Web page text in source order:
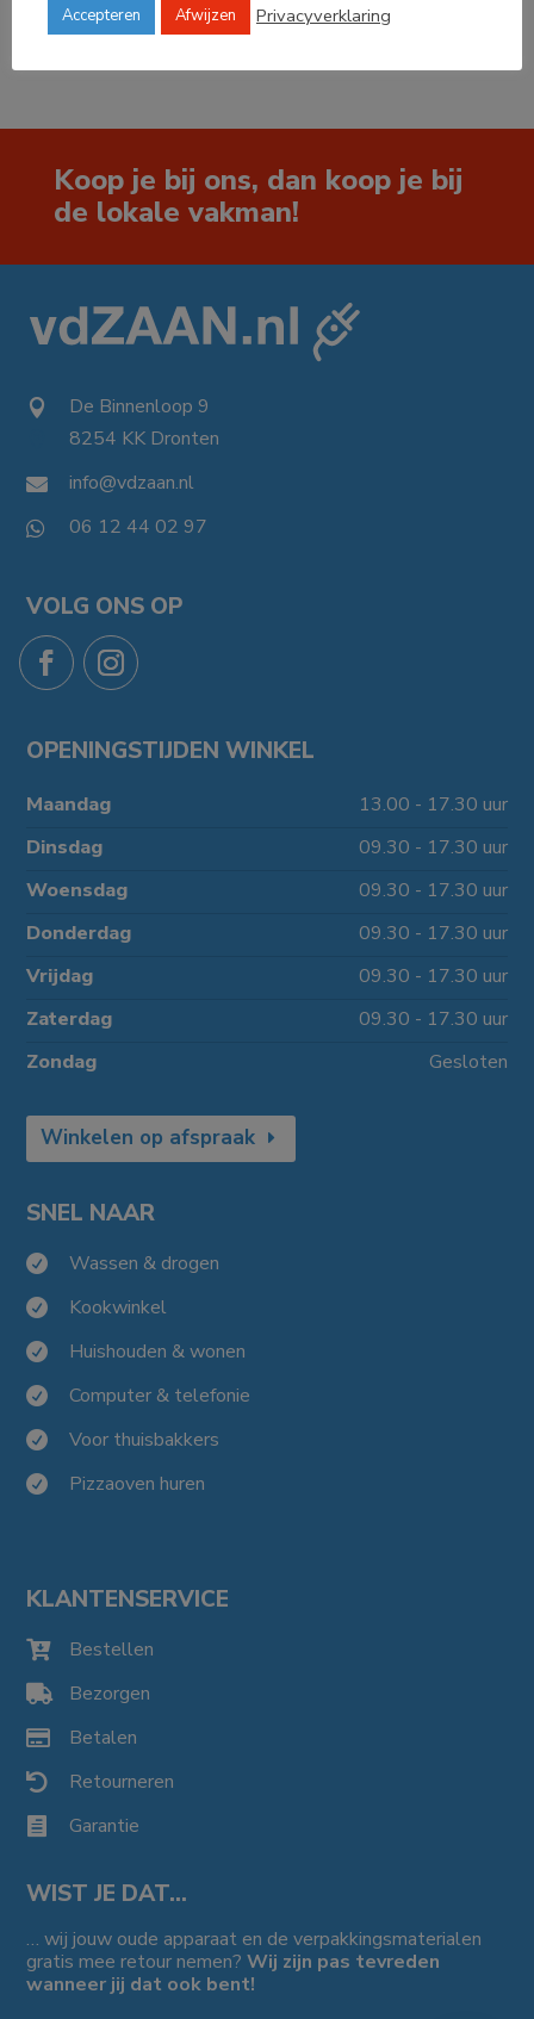
Koop je bij ons, dan koop je bij
de lokale vakman!
 De Binnenloop 9
8254 KK Dronten
 info@vdzaan.nl
 06 12 44 02 97
VOLG ONS OP
OPENINGSTIJDEN WINKEL
Maandag
13.00 - 17.30 uur
Dinsdag
09.30 - 17.30 uur
Woensdag
09.30 - 17.30 uur
Donderdag
09.30 - 17.30 uur
Vrijdag
09.30 - 17.30 uur
Zaterdag
09.30 - 17.30 uur
Zondag
Gesloten
Winkelen op afspraak
SNEL NAAR
 Wassen & drogen
 Kookwinkel
 Huishouden & wonen
 Computer & telefonie
 Voor thuisbakkers
 Pizzaoven huren
KLANTENSERVICE
 Bestellen
 Bezorgen
 Betalen
 Retourneren
 Garantie
WIST JE DAT…
… wij jouw oude apparaat en de verpakkingsmaterialen
gratis mee retour nemen?Wij zijn pas tevreden
wanneer jij dat ook bent!
Accepteren Afwijzen Privacyverklaring